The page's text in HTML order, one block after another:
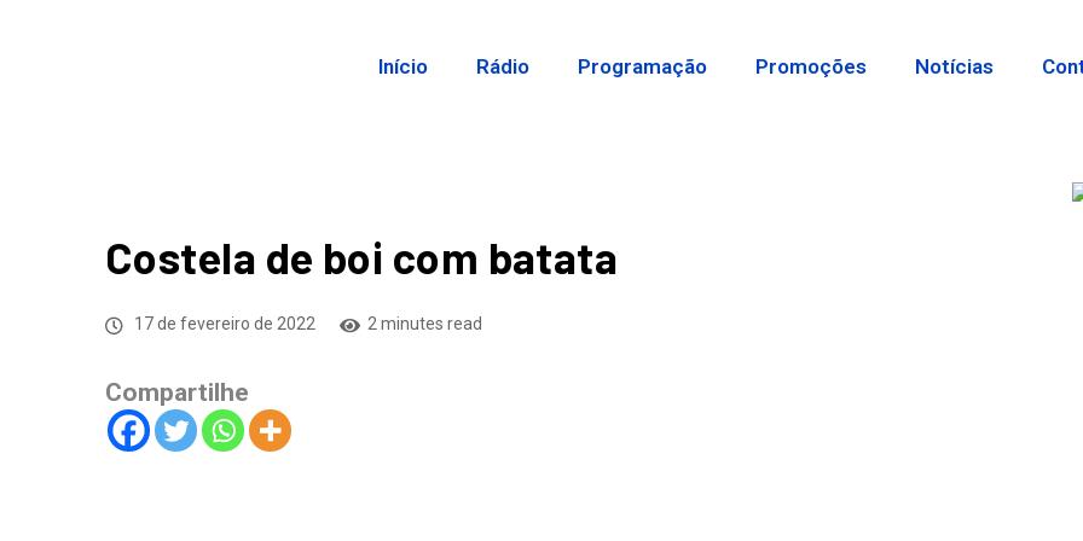
Início Rádio Programação Promoções Notícias
Costela de boi com batata
17 de fevereiro de 2022 2 minutes read
Compartilhe